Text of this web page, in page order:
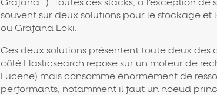
Grafana…). Toutes ces stacks, à l'exception de
souvent sur deux solutions pour le stockage et
ou Grafana Loki.
Ces deux solutions présentent toute deux des
côté Elasticsearch repose sur un moteur de
Lucene) mais consomme énormément de
performants, notamment il faut un noeud